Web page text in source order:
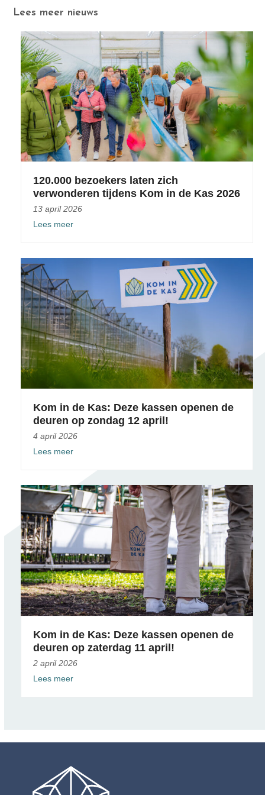
Lees meer nieuws
120.000 bezoekers laten zich
verwonderen tijdens Kom in de Kas 2026
13 april 2026
Lees meer
Kom in de Kas: Deze kassen openen de
deuren op zondag 12 april!
4 april 2026
Lees meer
Kom in de Kas: Deze kassen openen de
deuren op zaterdag 11 april!
2 april 2026
Lees meer